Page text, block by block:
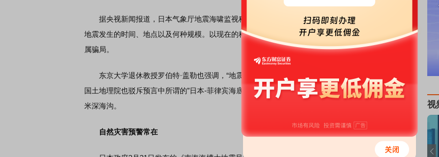
据央视新闻报道，日本气象厅地震海啸监视科科长海老田绫贵说，预测地震必须包含三个要素，
地震发生的时间、地点以及何种规模。以现在的科学技术水平，还无法预测这三点，此类谣言传播纯
属骗局。
东京大学退休教授罗伯特·盖勒也强调，“地震预测仍是世界难题，无证据支持特定日期灾难。日本
国土地理院也驳斥预言中所谓的”日本-菲律宾海底爆发的地质矛盾，表示两地分属不同板块，间隔6000
米深海沟。
自然灾害预警常在
视